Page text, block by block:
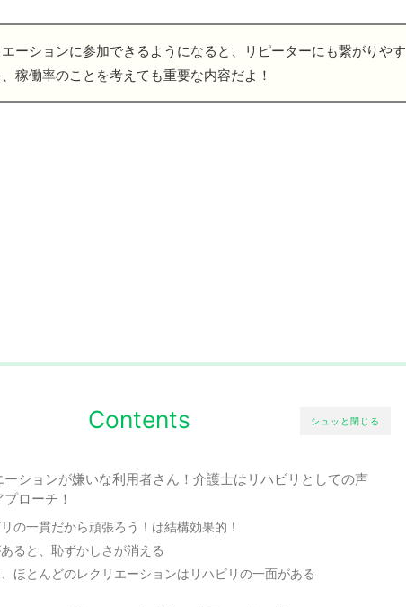
ーションに参加できるようになると、リピーターにも繋がりやす
稼働率のことを考えても重要な内容だよ！
シュッと閉じる
Contents
ーションが嫌いな利用者さん！介護士はリハビリとしての声
ローチ！
の一貫だから頑張ろう！は結構効果的！
ると、恥ずかしさが消える
ほとんどのレクリエーションはリハビリの一面がある